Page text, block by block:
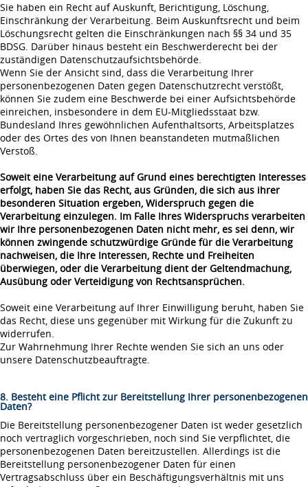
Sie haben ein Recht auf Auskunft, Berichtigung, Löschung,
Einschränkung der Verarbeitung. Beim Auskunftsrecht und beim
Löschungsrecht gelten die Einschränkungen nach §§ 34 und 35
BDSG. Darüber hinaus besteht ein Beschwerderecht bei der
zuständigen Datenschutzaufsichtsbehörde.
Wenn Sie der Ansicht sind, dass die Verarbeitung Ihrer
personenbezogenen Daten gegen Datenschutzrecht verstößt,
können Sie zudem eine Beschwerde bei einer Aufsichtsbehörde
einreichen, insbesondere in dem EU-Mitgliedsstaat bzw.
Bundesland Ihres gewöhnlichen Aufenthaltsorts, Arbeitsplatzes
oder des Ortes des von Ihnen beanstandeten mutmaßlichen
Verstoß.
Soweit eine Verarbeitung auf Grund eines berechtigten Interesses
erfolgt, haben Sie das Recht, aus Gründen, die sich aus ihrer
besonderen Situation ergeben, Widerspruch gegen die
Verarbeitung einzulegen. Im Falle Ihres Widerspruchs verarbeiten
wir Ihre personenbezogenen Daten nicht mehr, es sei denn, wir
können zwingende schutzwürdige Gründe für die Verarbeitung
nachweisen, die Ihre Interessen, Rechte und Freiheiten
überwiegen, oder die Verarbeitung dient der Geltendmachung,
Ausübung oder Verteidigung von Rechtsansprüchen.
Soweit eine Verarbeitung auf Ihrer Einwilligung beruht, haben Sie
das Recht, diese uns gegenüber mit Wirkung für die Zukunft zu
widerrufen.
Zur Wahrnehmung Ihrer Rechte wenden Sie sich an uns oder
unsere Datenschutzbeauftragte.
8. Besteht eine Pflicht zur Bereitstellung Ihrer personenbezogenen
Daten?
Die Bereitstellung personenbezogener Daten ist weder gesetzlich
noch vertraglich vorgeschrieben, noch sind Sie verpflichtet, die
personenbezogenen Daten bereitzustellen. Allerdings ist die
Bereitstellung personenbezogener Daten für einen
Vertragsabschluss über ein Beschäftigungsverhältnis mit uns